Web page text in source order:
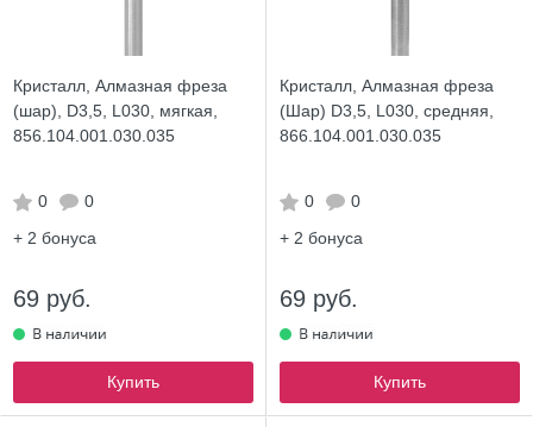
Кристалл, Алмазная фреза
(шар), D3,5, L030, мягкая,
856.104.001.030.035
0
0
+ 2 бонуса
69 руб.
Купить
Кристалл, Алмазная фреза
(Шар) D3,5, L030, средняя,
866.104.001.030.035
0
0
+ 2 бонуса
69 руб.
Купить